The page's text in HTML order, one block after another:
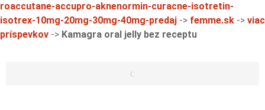
roaccutane-accupro-aknenormin-curacne-isotretin-
isotrex-10mg-20mg-30mg-40mg-predaj -> femme.sk -> viac
príspevkov -> Kamagra oral jelly bez receptu